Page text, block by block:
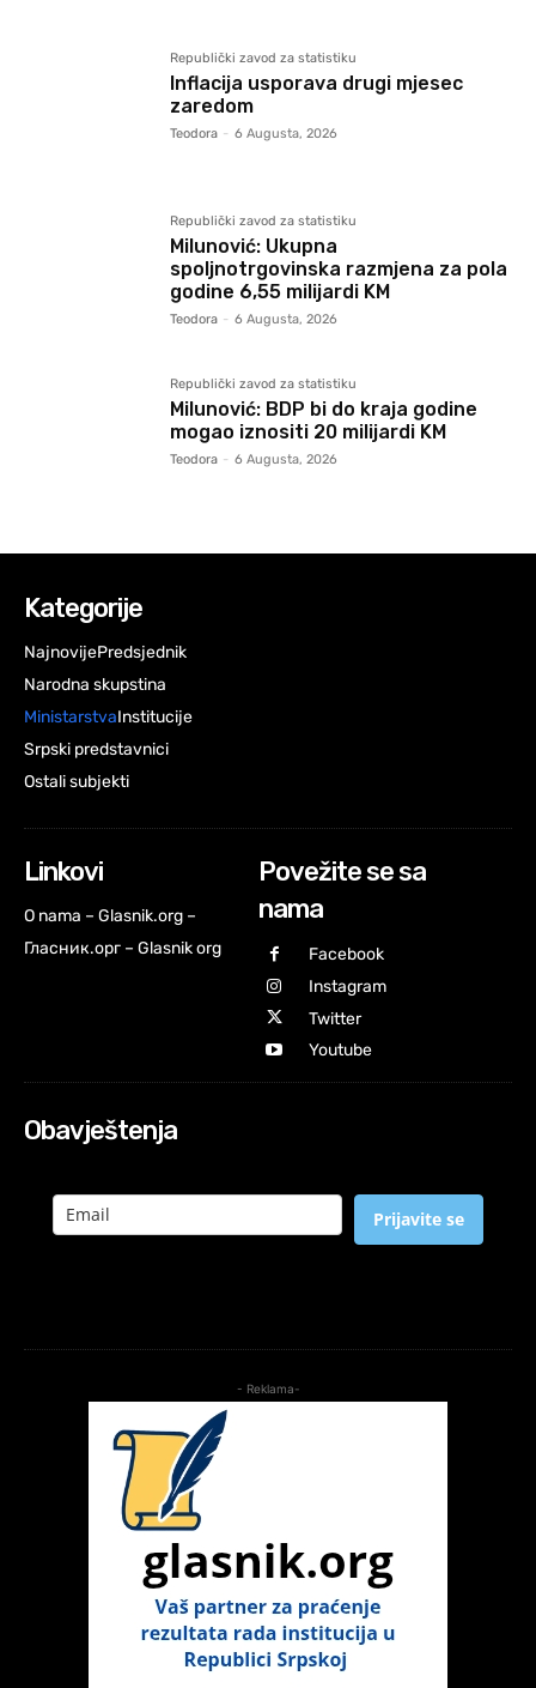
Republički zavod za statistiku
Inflacija usporava drugi mjesec
zaredom
Teodora - 6 Augusta, 2026
Republički zavod za statistiku
Milunović: Ukupna
spoljnotrgovinska razmjena za pola
godine 6,55 milijardi KM
Teodora - 6 Augusta, 2026
Republički zavod za statistiku
Milunović: BDP bi do kraja godine
mogao iznositi 20 milijardi KM
Teodora - 6 Augusta, 2026
Kategorije
NajnovijePredsjednik
Narodna skupstina
MinistarstvaInstitucije
Srpski predstavnici
Ostali subjekti
Linkovi
O nama – Glasnik.org –
Гласник.орг – Glasnik org
Povežite se sa
nama
Facebook
Instagram
Twitter
Youtube
Obavještenja
Prijavite se
- Reklama-